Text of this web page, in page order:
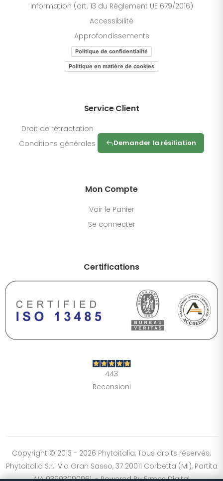
Information (art. 13 du Règlement UE 679/2016)
Accessibilité
Approfondissements
Politique de confidentialité
Politique en matière de cookies
Service Client
Droit de rétractation
Conditions générales
Demander la résiliation
Mon Compte
Voir le Panier
Se connecter
Certifications
443
Recensioni
Copyright © 2013 - 2026 Phytoitalia, Tous droits réservés.
Phytoitalia S.r.l Via Gran Sasso, 37 20011 Corbetta (MI), Partita
IVA 03903090961. - Powered ByErmes Digital
DIMENSIONE TESTO
Chiaro
Ripristina impostazioni